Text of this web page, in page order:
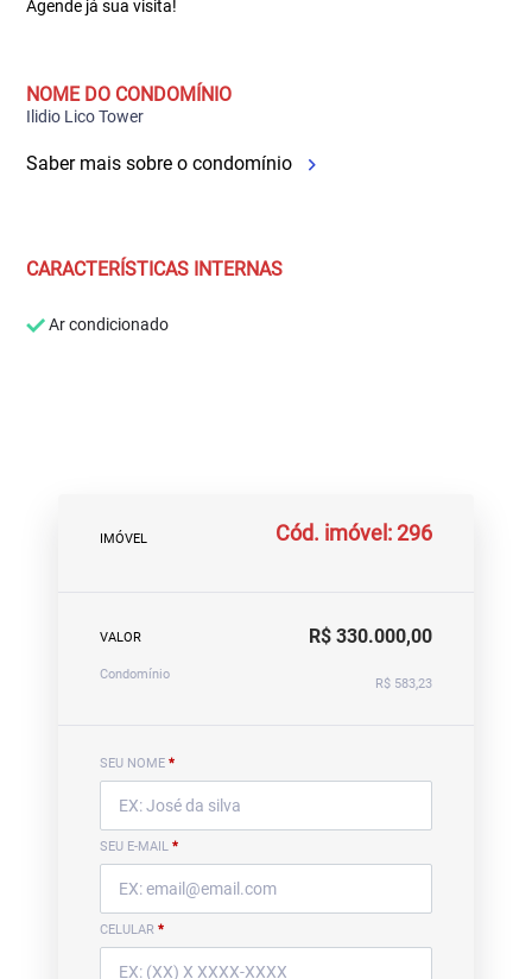
Agende já sua visita!
NOME DO CONDOMÍNIO
Ilidio Lico Tower
Saber mais sobre o condomínio
CARACTERÍSTICAS INTERNAS
Ar condicionado
IMÓVEL Cód. imóvel: 296
VALOR R$ 330.000,00
Condomínio
R$ 583,23
SEU NOME *
SEU E-MAIL *
CELULAR *